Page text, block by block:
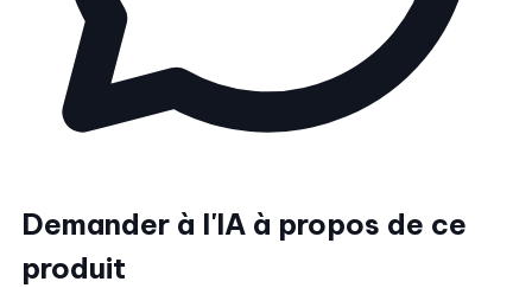
Demander à l'IA à propos de ce
produit